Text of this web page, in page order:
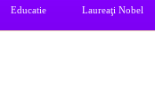
Educatie Laureaţi Nobel